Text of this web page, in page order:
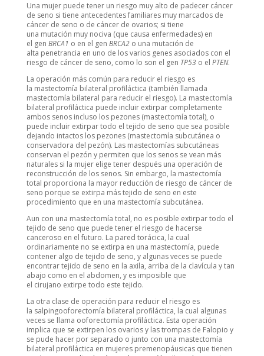
Una mujer puede tener un riesgo muy alto de padecer cáncer
de seno si tiene antecedentes familiares muy marcados de
cáncer de seno o de cáncer de ovarios; si tiene
una mutación muy nociva (que causa enfermedades) en
el gen BRCA1 o en el gen BRCA2 o una mutación de
alta penetrancia en uno de los varios genes asociados con el
riesgo de cáncer de seno, como lo son el gen TP53o el PTEN.
La operación más común para reducir el riesgo es
la mastectomía bilateral profiláctica (también llamada
mastectomía bilateral para reducir el riesgo). La mastectomía
bilateral profiláctica puede incluir extirpar completamente
ambos senos incluso los pezones (mastectomía total), o
puede incluir extirpar todo el tejido de seno que sea posible
dejando intactos los pezones (mastectomía subcutánea o
conservadora del pezón). Las mastectomías subcutáneas
conservan el pezón y permiten que los senos se vean más
naturales si la mujer elige tener después una operación de
reconstrucción de los senos. Sin embargo, la mastectomía
total proporciona la mayor reducción de riesgo de cáncer de
seno porque se extirpa más tejido de seno en este
procedimiento que en una mastectomía subcutánea.
Aun con una mastectomía total, no es posible extirpar todo el
tejido de seno que puede tener el riesgo de hacerse
canceroso en el futuro. La pared torácica, la cual
ordinariamente no se extirpa en una mastectomía, puede
contener algo de tejido de seno, y algunas veces se puede
encontrar tejido de seno en la axila, arriba de la clavícula y tan
abajo como en el abdomen, y es imposible que
el cirujano extirpe todo este tejido.
La otra clase de operación para reducir el riesgo es
la salpingooforectomía bilateral profiláctica, la cual algunas
veces se llama ooforectomía profiláctica. Esta operación
implica que se extirpen los ovarios y las trompas de Falopio y
se pude hacer por separado o junto con una mastectomía
bilateral profiláctica en mujeres premenopáusicas que tienen